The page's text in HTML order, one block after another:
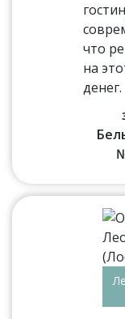
что
на
денег.